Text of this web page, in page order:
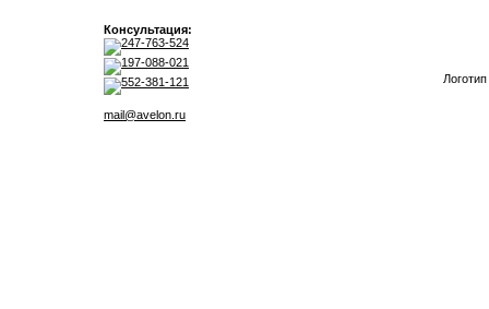
Консультация:
247-763-524
197-088-021
552-381-121
mail@avelon.ru